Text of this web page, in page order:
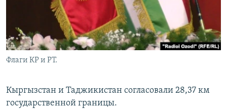
Флаги КР и РТ.
Кыргызстан и Таджикистан согласовали 28,37 км
государственной границы.